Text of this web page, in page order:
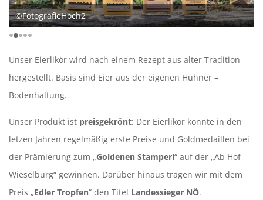
©FotografieHoch2
Unser Eierlikör wird nach einem Rezept aus alter Tradition
hergestellt. Basis sind Eier aus der eigenen Hühner –
Bodenhaltung.
Unser Produkt ist preisgekrönt: Der Eierlikör konnte in den
letzen Jahren regelmäßig erste Preise und Goldmedaillen bei
der Prämierung zum „Goldenen Stamperl“ auf der „Ab Hof
Wieselburg“ gewinnen. Darüber hinaus tragen wir mit dem
Preis „Edler Tropfen“ den Titel Landessieger NÖ.